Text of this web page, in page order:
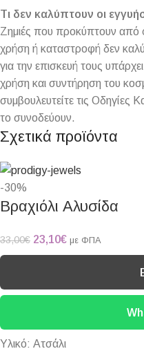
Τι δεν καλύπτουν οι
Ζημιές που προκύπτουν από
χρήση ή καταστροφή δεν
για την επισκευή τους
χρήση και συντήρηση του
συμβουλευτείτε τις Οδηγίες
το συνοδεύουν.
Σχετικά προϊόντα
-30%
Βραχιόλι Αλυσίδα
33,00€ 23,10€ με ΦΠΑ
Υλικό: Ατσάλι